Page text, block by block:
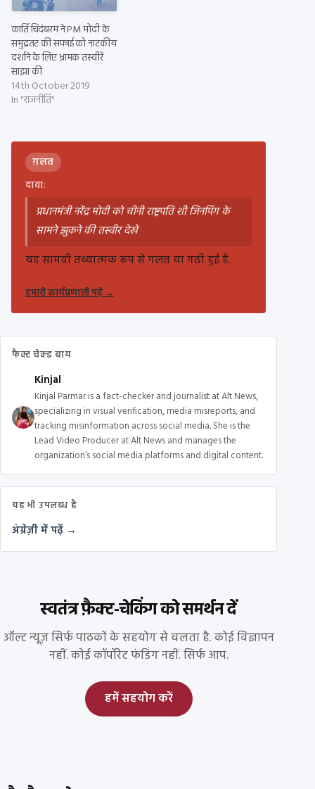
कार्ति चिदंबरम ने PM मोदी के
समुद्रतट की सफाई को नाटकीय
दर्शाने के लिए भ्रामक तस्वीरें
साझा की
14th October 2019
In "राजनीति"
ग़लत
दावा:
प्रधानमंत्री नरेंद्र मोदी को चीनी राष्ट्रपति शी जिनपिंग के
सामने झुकने की तस्वीर देखे
यह सामग्री तथ्यात्मक रूप से गलत या गढ़ी हुई है.
हमारी कार्यप्रणाली पढ़ें→
फैक्ट चेक्ड बाय
Kinjal
Kinjal Parmar is a fact-checker and journalist at Alt News,
specializing in visual verification, media misreports, and
tracking misinformation across social media. She is the
Lead Video Producer at Alt News and manages the
organization’s social media platforms and digital content.
यह भी उपलब्ध है
अंग्रेज़ी में पढ़ें →
स्वतंत्र फ़ैक्ट-चेकिंग को समर्थन दें
ऑल्ट न्यूज़ सिर्फ पाठकों के सहयोग से चलता है. कोई विज्ञापन
नहीं. कोई कॉर्पोरेट फंडिंग नहीं. सिर्फ आप.
हमें सहयोग करें